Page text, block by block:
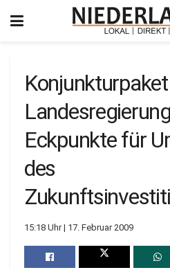
Eckpunkte für
des
15:18 Uhr | 17. Februar 2009